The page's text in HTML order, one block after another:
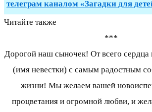
телеграм каналом «Загадки для
Читайте также
***
Дорогой наш сыночек! От всего сердца
(имя невестки) с самым радостным
жизни! Мы желаем вашей
процветания и огромной любви, и